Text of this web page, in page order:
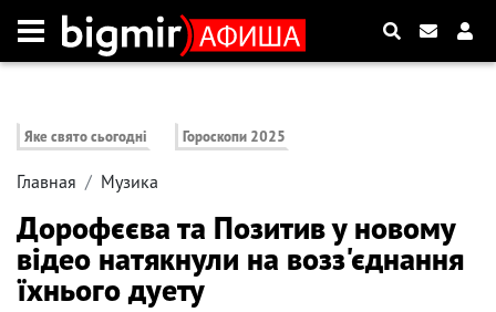
Яке свято сьогодні Гороскопи 2025
Главная Музика
Дорофєєва та Позитив у новому
відео натякнули на возз'єднання
їхнього дуету